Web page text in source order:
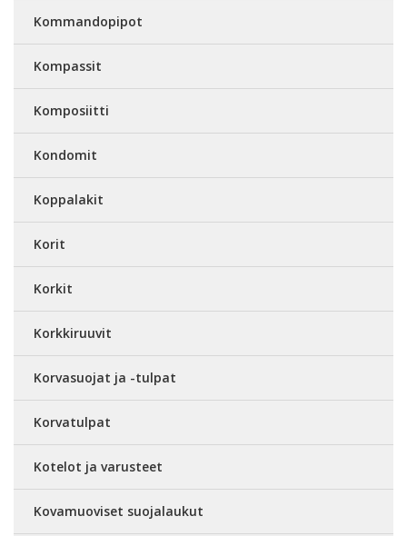
Kommandopipot
Kompassit
Komposiitti
Kondomit
Koppalakit
Korit
Korkit
Korkkiruuvit
Korvasuojat ja -tulpat
Korvatulpat
Kotelot ja varusteet
Kovamuoviset suojalaukut